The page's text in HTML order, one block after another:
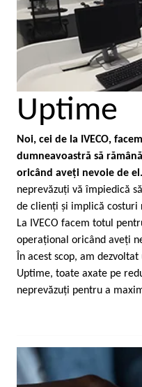
Uptime
Noi, cei de la IVECO,
dumneavoastră să
oricând aveţi nevoie de el.
neprevăzuţi vă împiedică
de clienţi şi implică costuri
La IVECO facem totul
operaţional oricând aveţi
În acest scop, am
Uptime, toate axate pe
neprevăzuţi pentru a